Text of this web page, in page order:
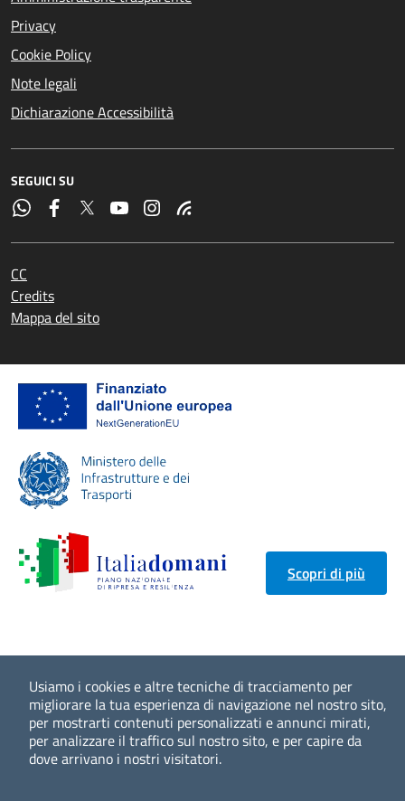
Usiamo i cookies e altre tecniche di tracciamento per
migliorare la tua esperienza di navigazione nel nostro sito,
per mostrarti contenuti personalizzati e annunci mirati,
per analizzare il traffico sul nostro sito, e per capire da
dove arrivano i nostri visitatori.
Privacy
Cookie Policy
Note legali
Dichiarazione Accessibilità
SEGUICI SU
CC
Credits
Mappa del sito
Scopri di più